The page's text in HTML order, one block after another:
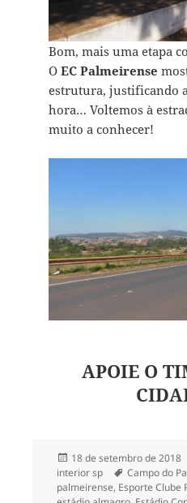
Bom, mais uma etapa
O EC Palmeirense
estrutura, justificando
hora… Voltemos à
muito a conhecer!
APOIE O
Publicado
em
18 de setembro de 2018
interior sp
Tags
Campo do
palmeirense, Esporte Clube